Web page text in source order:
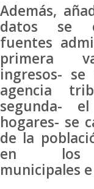
Además,
datos se
fuentes
primera
ingresos-
agencia
segunda-
hogares- se
de la
en los
municipales